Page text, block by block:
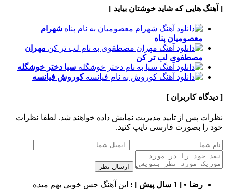
[ آهنگ هایی که شاید خوشتان بیاید ]
شهرام
معصومیان پناه
مهران
مصطفوی لب تر کن
سیا دختر خوشگله
کوروش فیانسه
[ دیدگاه کاربران ]
نظرات پس از تایید مدیریت نمایش داده خواهند شد. لطفا نظرات
خود را بصورت فارسی تایپ کنید.
ارسال نظر
رضا • [ 1 سال پیش ] : این آهنگ حس خوبی بهم میده